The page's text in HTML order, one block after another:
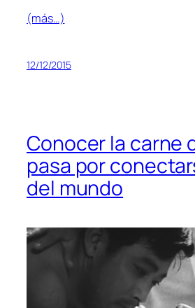
(más…)
12/12/2015
Conocer la carne
pasa por
del mundo